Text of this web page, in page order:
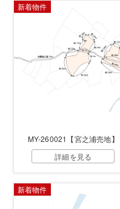
MY-260021【宮之浦売地】
新着物件
詳細を見る
新着物件